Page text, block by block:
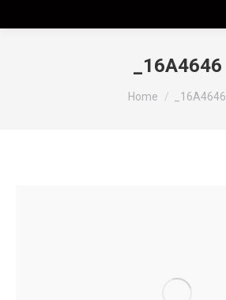
_16A4646
Tu sei qui:
Home _16A4646